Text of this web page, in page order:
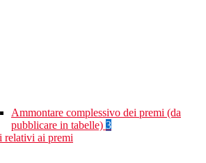
Ammontare complessivo dei premi (da
pubblicare in tabelle) 3
relativi ai premi